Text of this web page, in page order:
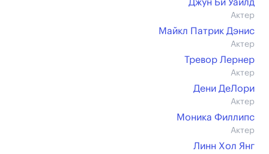
Джун Би Уайлд
Актер
Майкл Патрик Дэнис
Актер
Тревор Лернер
Актер
Дени ДеЛори
Актер
Моника Филлипс
Актер
Линн Хол Янг